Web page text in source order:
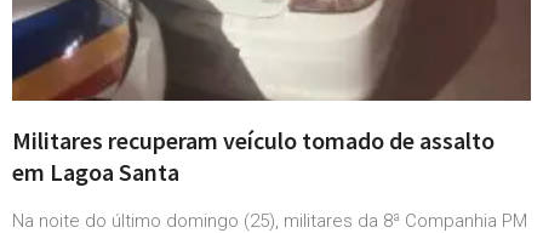
Militares recuperam veículo tomado de assalto
em Lagoa Santa
Na noite do último domingo (25), militares da 8ª Companhia PM